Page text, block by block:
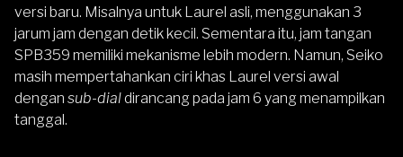
versi baru. Misalnya untuk Laurel asli, menggunakan 3
jarum jam dengan detik kecil. Sementara itu, jam tangan
SPB359 memiliki mekanisme lebih modern. Namun, Seiko
masih mempertahankan ciri khas Laurel versi awal
dengan sub-dialdirancang pada jam 6 yang menampilkan
tanggal.